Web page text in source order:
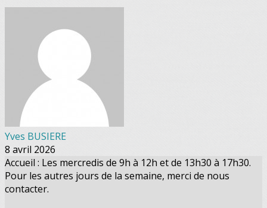
Yves BUSIERE
8 avril 2026
Accueil : Les mercredis de 9h à 12h et de 13h30 à 17h30.
Pour les autres jours de la semaine, merci de nous
contacter.